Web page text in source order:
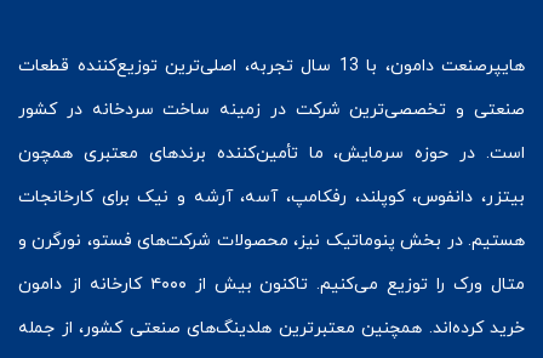
هایپرصنعت
دامون، با 13 سال تجربه، اصلی‌ترین توزیع‌کننده قطعات
صنعتی و تخصصی‌ترین شرکت در زمینه ساخت سردخانه در کشور
است. در حوزه سرمایش، ما تأمین‌کننده برندهای معتبری همچون
بیتزر، دانفوس،کوپلند، رفکامپ، آسه، آرشه و نیک برای کارخانجات
هستیم. در بخش پنوماتیک نیز، محصولات شرکت‌های فستو، نورگرن و
متال ورک
را توزیع می‌کنیم. تاکنون بیش از ۴۰۰۰ کارخانه از دامون
خرید کرده‌اند. همچنین معتبرترین هلدینگ‌های صنعتی کشور، از جمله